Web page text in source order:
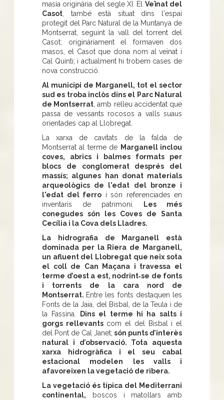
masia originària del segle XI. El Veïnat del
Casot , també està situat dins l'espai
protegit del Parc Natural de la Muntanya de
Montserrat, seguint la vall del torrent del
Casot; originàriament el formaven dos
masos, el Casot que dona nom al veïnat i
Cal Quinti; i actualment hi trobem cases de
nova construcció.
Al municipi de Marganell, tot el sector
sud es troba inclòs dins el Parc Natural
de Montserrat , amb relleu accidentat que
passa de vessants rocosos a valls suaus
orientades cap al Llobregat.
La xarxa de cavitats de la falda de
Montserrat al terme de Marganell inclou
coves, abrics i balmes formats per
blocs de conglomerat després del
massís; algunes han donat materials
arqueològics de l'edat del bronze i
l'edat del ferro i són referenciades en
inventaris de patrimoni.
Les més
conegudes són les Coves de Santa
Cecília i la Cova dels Lladres.
La hidrografia de Marganell està
dominada per la Riera de Marganell,
un afluent del Llobregat que neix sota
el coll de Can Maçana i travessa el
terme d’oest a est, nodrint‑se de fonts
i torrents de la cara nord de
Montserrat. Entre les fonts destaquen les
Fonts de la Jaia, del Bisbal, de la Teula i de
la Fassina.
Dins el terme hi ha salts i
gorgs rellevantscom el del Bisbal i el
del Pont de Cal Janet; són punts d’interès
natural i d’observació. Tota aquesta
xarxa hidrogràfica i el seu cabal
estacional modelen les valls i
afavoreixen la vegetació de ribera.
La vegetació és típica del Mediterrani
continental, boscos i matollars amb